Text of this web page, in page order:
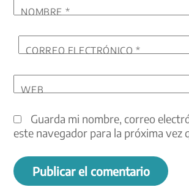
NOMBRE *
CORREO ELECTRÓNICO*
WEB
Guarda mi nombre, correo
este navegador para la próxima vez